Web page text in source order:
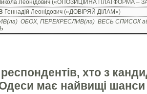
Леонідович («ОПОЗИЦІЙНА ПЛАТФОРМА –
Геннадій Леонідович («ДОВІРЯЙ ДІЛАМ»)
ОБОХ, ПЕРЕКРЕСЛИВ(ла) ВЕСЬ СПИСОК
хто з
має найвищі